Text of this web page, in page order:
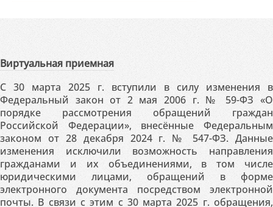
Виртуальная приемная
С 30 марта 2025 г. вступили в силу изменения в
Федеральный закон от 2 мая 2006 г. № 59-ФЗ «О
порядке рассмотрения обращений граждан
Российской Федерации», внесённые Федеральным
законом от 28 декабря 2024 г. № 547-ФЗ. Данные
изменения исключили возможность направления
гражданами и их объединениями, в том числе
юридическими лицами, обращений в форме
электронного документа посредством электронной
почты. В связи с этим с 30 марта 2025 г. обращения,